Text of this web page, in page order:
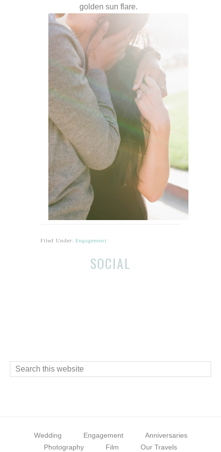
golden sun flare.
Filed Under:Engagement
SOCIAL
Search
Wedding Engagement
Anniversaries
Photography
Film Our Travels